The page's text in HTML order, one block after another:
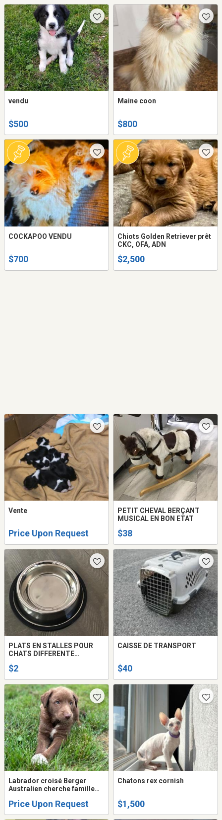
vendu
$500
Maine coon
$800
COCKAPOO VENDU
$700
Chiots Golden Retriever prêt
CKC, OFA, ADN
$2,500
Vente
Price Upon Request
PETIT CHEVAL BERÇANT
MUSICAL EN BON ETAT
$38
PLATS EN STALLES POUR
CHATS DIFFERENTE
$2
CAISSE DE TRANSPORT
$40
Labrador croisé Berger
Australien cherche famille
Price Upon Request
Chatons rex cornish
$1,500